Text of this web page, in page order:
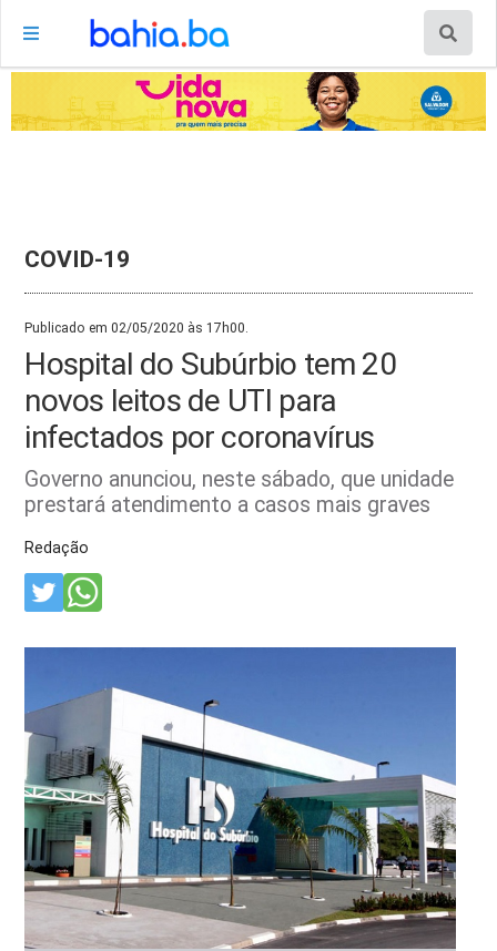
COVID-19
Publicado em 02/05/2020 às 17h00.
Hospital do Subúrbio tem 20
novos leitos de UTI para
infectados por coronavírus
Governo anunciou, neste sábado, que unidade
prestará atendimento a casos mais graves
Redação